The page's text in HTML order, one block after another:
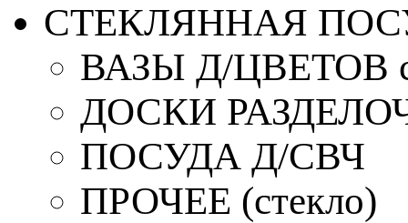
СТЕКЛЯННАЯ
ВАЗЫ Д/ЦВЕТОВ
ДОСКИ
ПОСУДА Д/СВЧ
ПРОЧЕЕ (стекло)